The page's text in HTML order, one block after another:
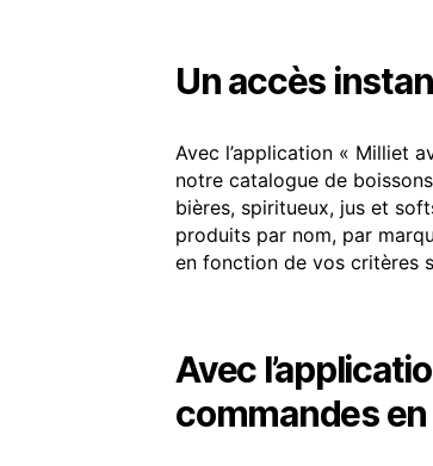
Un accès
Avec l’application « Milliet
notre catalogue de
bières, spiritueux, jus et
produits par nom, par
en fonction de vos critères
Avec
commandes